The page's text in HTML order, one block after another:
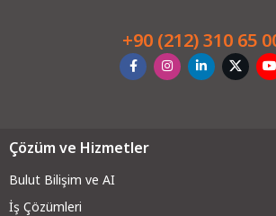
+90 (212) 310 65
Çözüm ve Hizmetler
Bulut Bilişim ve AI
İş Çözümleri